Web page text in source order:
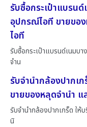
รับซื้อกระเป๋าแบรน
อุปกรณ์ไอที ขายขอ
ไอที
รับซื้อกระเป๋าแบรนด์เนมบ
จำน
รับจำนำกล้องปากเ
ขายของหลุดจำนำ
รับจำนำกล้องปากเกร็ด ให้
นิ